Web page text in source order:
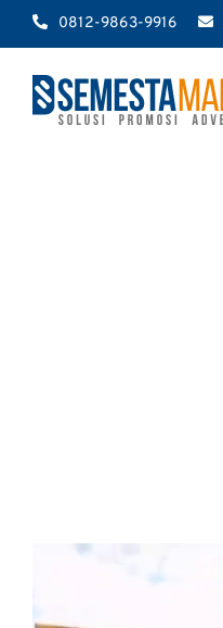
Skip
0812-9863-9916